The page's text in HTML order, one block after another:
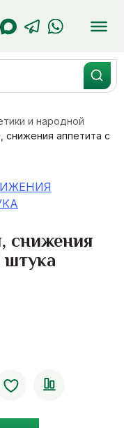
и народной
снижения аппетита с
снижения
штука